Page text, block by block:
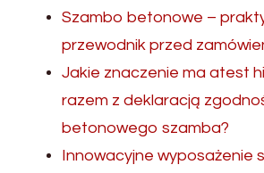
Szambo betonowe –
przewodnik przed
Jakie znaczenie ma atest
razem z deklaracją
betonowego szamba?
Innowacyjne wyposażenie